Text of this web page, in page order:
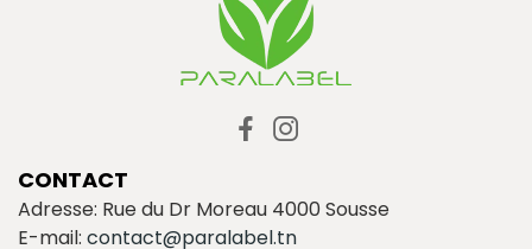
CONTACT
Adresse: Rue du Dr Moreau 4000 Sousse
E-mail: contact@paralabel.tn